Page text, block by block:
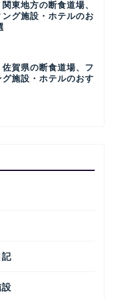
関東地方の断食道場、
ング施設・ホテルのお
佐賀県の断食道場、フ
グ施設・ホテルのおす
記